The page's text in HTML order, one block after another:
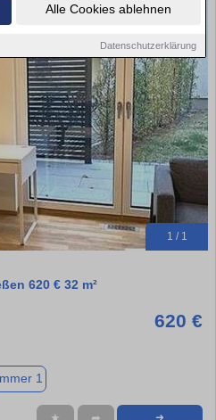
Alle Cookies ablehnen
Datenschutzerklärung
1 / 1
620 € 32 m²
620 €
1